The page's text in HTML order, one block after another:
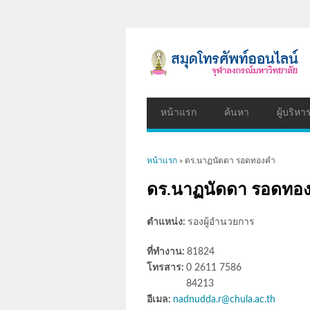
หน้าแรก ค้นหา ผู้บริหาร
คุณอยู่ที่นี่
หน้าแรก » ดร.นาฏนัดดา รอดทองคำ
ดร.นาฏนัดดา รอดทอ
ตำแหน่ง: รองผู้อำนวยการ
ที่ทำงาน: 81824
โทรสาร: 0 2611 7586
84213
อีเมล: nadnudda.r@chula.ac.th